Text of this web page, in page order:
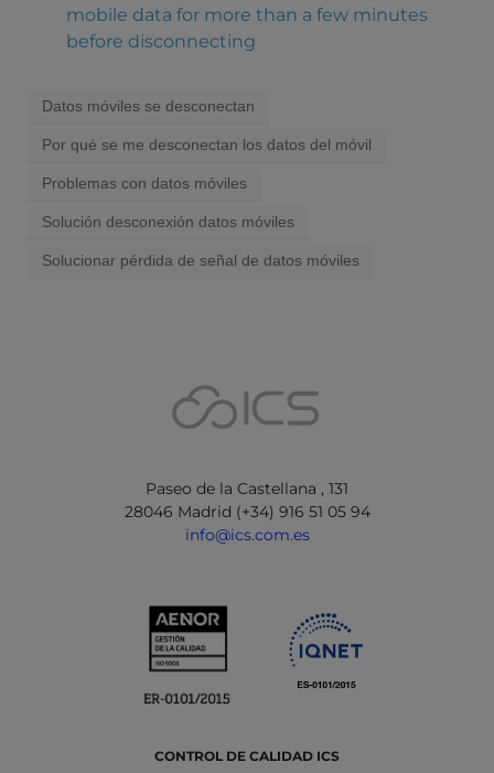
mobile data for more than a few minutes
before disconnecting
Datos móviles se desconectan
Por qué se me desconectan los datos del móvil
Problemas con datos móviles
Solución desconexión datos móviles
Solucionar pérdida de señal de datos móviles
Paseo de la Castellana , 131
28046 Madrid (+34) 916 51 05 94
info@ics.com.es
CONTROL DE CALIDAD ICS